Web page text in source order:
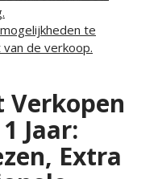
te
de verkoop.
Verkopen
Jaar:
Extra